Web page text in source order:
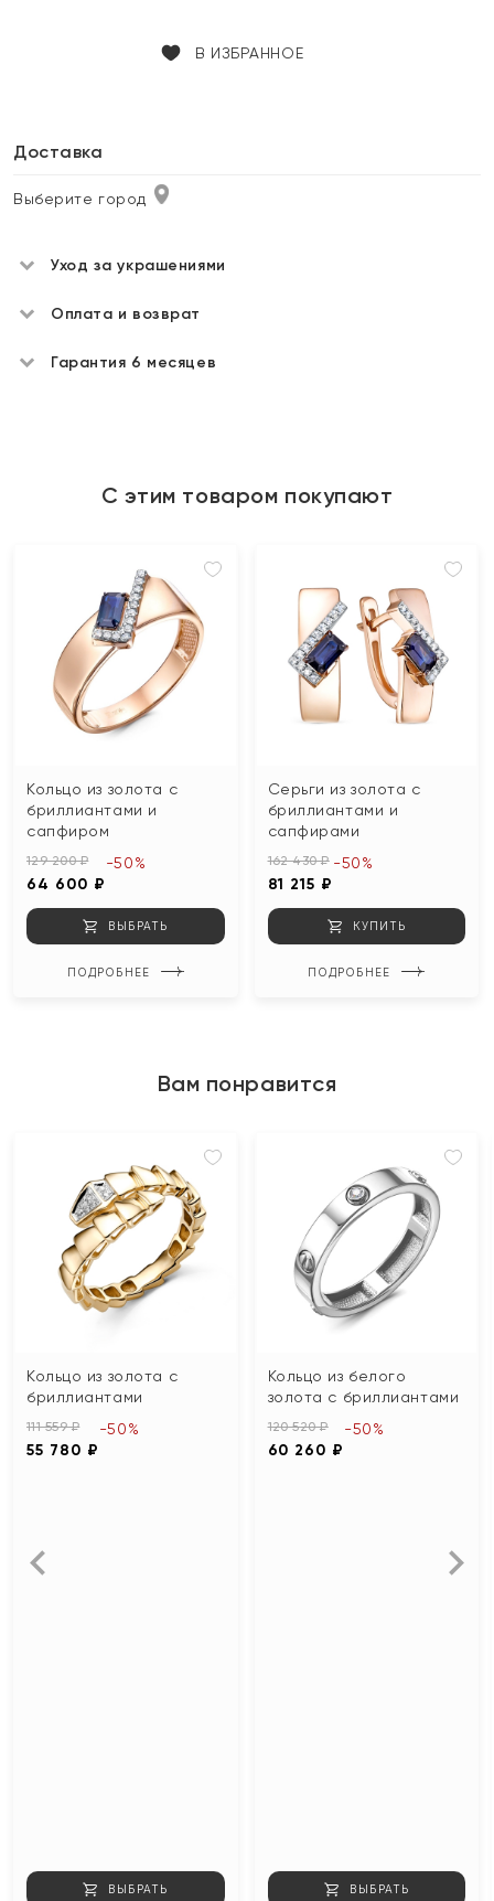
В ИЗБРАННОЕ
Доставка
Выберите город
Уход за украшениями
Оплата и возврат
Гарантия 6 месяцев
С этим товаром покупают
Кольцо из золота с
бриллиантами и
сапфиром
129 200 ₽
64 600 ₽
-50%
ВЫБРАТЬ
ПОДРОБНЕЕ
Серьги из золота с
бриллиантами и
сапфирами
162 430 ₽
81 215 ₽
-50%
КУПИТЬ
ПОДРОБНЕЕ
Вам понравится
Кольцо из золота с
бриллиантами
111 559 ₽
55 780 ₽
-50%
ВЫБРАТЬ
Кольцо из белого
золота с бриллиантами
120 520 ₽
60 260 ₽
-50%
ВЫБРАТЬ